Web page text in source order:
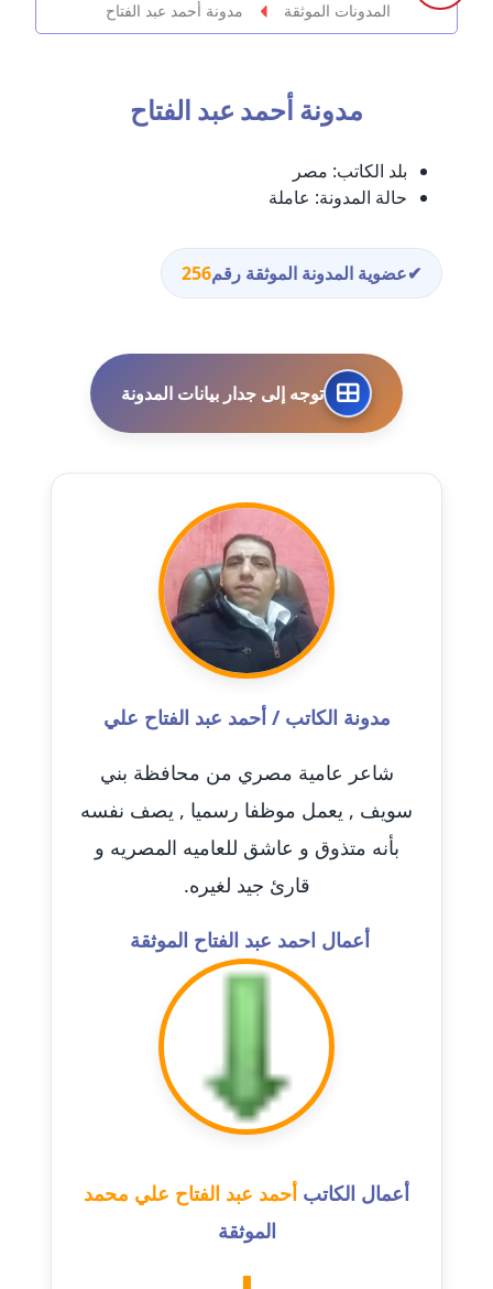
مدونة احمد ابراهيم
مدونة أحمد أبو الدهب
مدونة احمد البحيري
مدونة أحمد الجمال
عاملة
مدونة احمد الحسيني
عاملة
مدونة احمد زكريا
مدونة أحمد سيد
مدونة أحمد عبد الفتاح
عاملة
مدونة احمد كريدي
مدونة أحمد مليجي
مدونة اريج الشرفا
مدونة اسراء كمال
عاملة
المدونات الموثقة
مدونة أحمد عبد الفتاح
مدونة أحمد عبد الفتاح
بلد الكاتب: مصر
حالة المدونة: عاملة
✔عضوية المدونة الموثقة رقم256
توجه إلى جدار بيانات المدونة
مدونة الكاتب / أحمد عبد الفتاح علي
شاعر عامية مصري من محافظة بني
سويف , يعمل موظفا رسميا , يصف نفسه
بأنه متذوق و عاشق للعاميه المصريه و
قارئ جيد لغيره.
أعمال احمد عبد الفتاح الموثقة
أعمال الكاتب أحمد عبد الفتاح علي محمد
الموثقة